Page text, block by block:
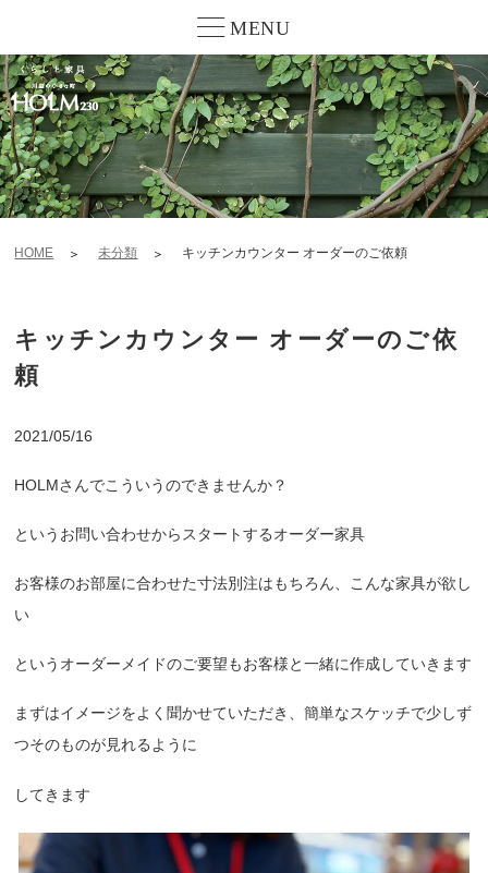
MENU
HOME 未分類 キッチンカウンター オーダーのご依頼
キッチンカウンター オーダーのご依
頼
2021/05/16
HOLMさんでこういうのできませんか？
というお問い合わせからスタートするオーダー家具
お客様のお部屋に合わせた寸法別注はもちろん、こんな家具が欲し
い
というオーダーメイドのご要望もお客様と一緒に作成していきます
まずはイメージをよく聞かせていただき、簡単なスケッチで少しず
つそのものが見れるように
してきます